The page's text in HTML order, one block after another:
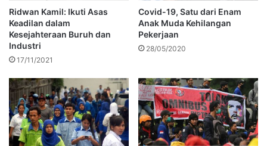
Ridwan Kamil: Ikuti Asas
Keadilan dalam
Kesejahteraan Buruh dan
Industri
17/11/2021
Covid-19, Satu dari Enam
Anak Muda Kehilangan
Pekerjaan
28/05/2020